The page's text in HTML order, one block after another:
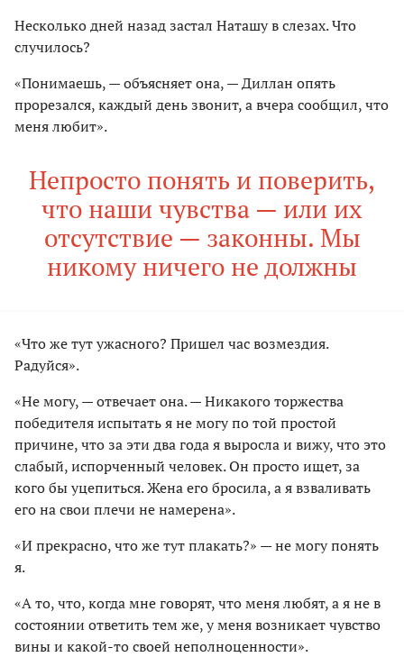
Несколько дней назад застал Наташу в слезах. Что
случилось?
«Понимаешь, — объясняет она, — Диллан опять
прорезался, каждый день звонит, а вчера сообщил, что
меня любит».
Непросто понять и поверить,
что наши чувства — или их
отсутствие — законны. Мы
никому ничего не должны
«Что же тут ужасного? Пришел час возмездия.
Радуйся».
«Не могу, — отвечает она. — Никакого торжества
победителя испытать я не могу по той простой
причине, что за эти два года я выросла и вижу, что это
слабый, испорченный человек. Он просто ищет, за
кого бы уцепиться. Жена его бросила, а я взваливать
его на свои плечи не намерена».
«И прекрасно, что же тут плакать?» — не могу понять
я.
«А то, что, когда мне говорят, что меня любят, а я не в
состоянии ответить тем же, у меня возникает чувство
вины и какой-то своей неполноценности».